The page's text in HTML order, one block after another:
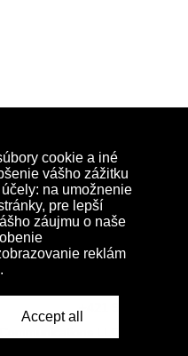
Facebook
Archív
Podporte nás
+421 950 661 116